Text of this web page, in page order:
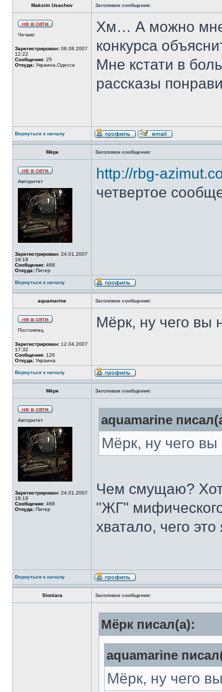
Maksim Usachov Заголовок сообщения:
Чечако
Зарегистрирован: 08.08.2007
12:22
Сообщения: 25
Откуда: Украина,Одесса
Хм… А можно мне
конкурса
Мне кстати в
рассказы
Вернуться к началу
Мёрк Заголовок сообщения:
Авторитет
Зарегистрирован: 24.01.2007
19:19
Сообщения: 468
Откуда: Питер
http://rbg-
четвертое
Вернуться к началу
aquamarine Заголовок сообщения:
Постоялец
Зарегистрирован: 12.04.2007
17:32
Сообщения: 126
Откуда: Украина
Мёрк, ну чего
Вернуться к началу
Мёрк Заголовок сообщения:
Авторитет
Зарегистрирован: 24.01.2007
19:19
Сообщения: 468
Откуда: Питер
aquamarine
Мёрк, ну чего
Чем смущаю?
"ЖГ"
хватало, чего
Вернуться к началу
Sloniara Заголовок сообщения:
Мёрк писал(а):
aquamarine
Мёрк, ну чего